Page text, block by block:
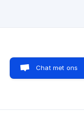
Chat met ons